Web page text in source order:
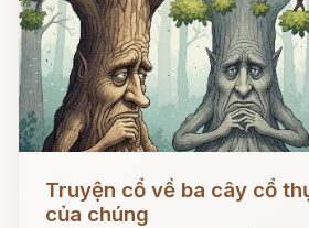
Truyện cổ về ba cây cổ
của chúng